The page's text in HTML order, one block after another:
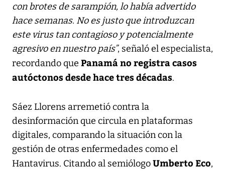
con brotes de sarampión, lo había advertido
hace semanas. No es justo que introduzcan
este virus tan contagioso y potencialmente
agresivo en nuestro país”, señaló el especialista,
recordando que Panamá no registra casos
autóctonos desde hace tres décadas.
Sáez Llorens arremetió contra la
desinformación que circula en plataformas
digitales, comparando la situación con la
gestión de otras enfermedades como el
Hantavirus. Citando al semiólogoUmberto Eco,